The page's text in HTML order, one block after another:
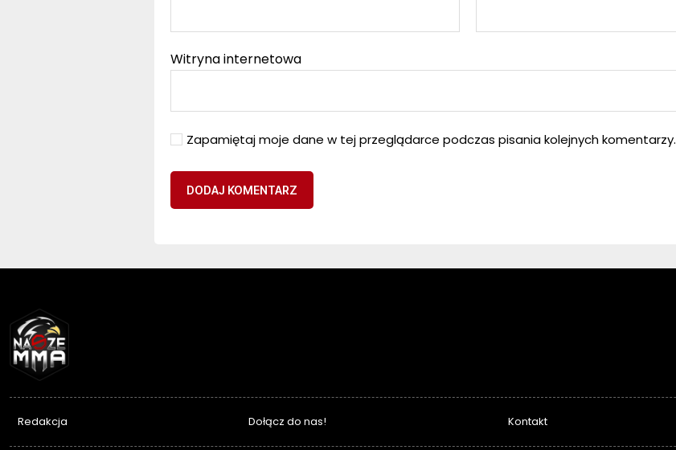
Witryna internetowa
Zapamiętaj moje dane w tej przeglądarce podczas pisania kolejnych komentarzy.
Redakcja Dołącz do nas! Kontakt